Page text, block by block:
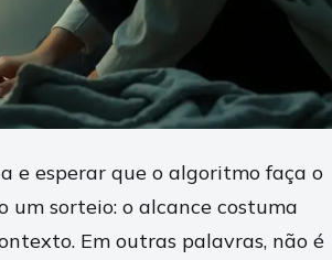
e esperar que o algoritmo faça o
um sorteio: o alcance costuma
Em outras palavras, não é